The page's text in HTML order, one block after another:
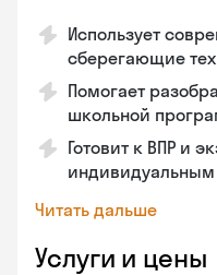
Использует
сберегающие
Помогает
школьной
Готовит к ВПР и
Читать дальше
Услуги и цены